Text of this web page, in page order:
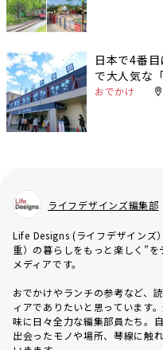
日本で4番
で大人気な
おでかけ
ライフデザインズ編集部
Life Designs (ライフデザインズ
重）の暮らしをもっと楽しく”
メディアです。
おでかけやランチの参考など、
ィアでありたいと思っています
味に日々全力な編集部員たち。
出会ったモノや場所、琴線に触